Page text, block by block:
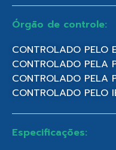
Órgão de controle:
CONTROLADO PELO
CONTROLADO PELA
CONTROLADO PELA
CONTROLADO PELO
Especificações: